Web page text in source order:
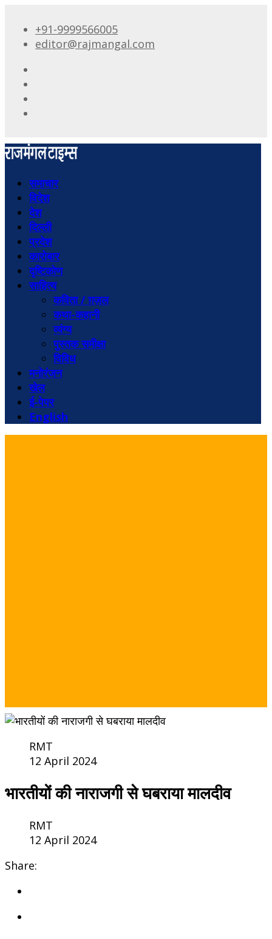
+91-9999566005
editor@rajmangal.com
समाचार
विदेश
देश
दिल्ली
प्रदेश
कारोबार
दृष्टिकोण
साहित्य
कविता / ग़ज़ल
कथा-कहानी
व्यंग्य
पुस्तक समीक्षा
विविध
मनोरंजन
खेल
ई-पेपर
English
RMT
12 April 2024
भारतीयों की नाराजगी से घबराया मालदीव
RMT
12 April 2024
Share: